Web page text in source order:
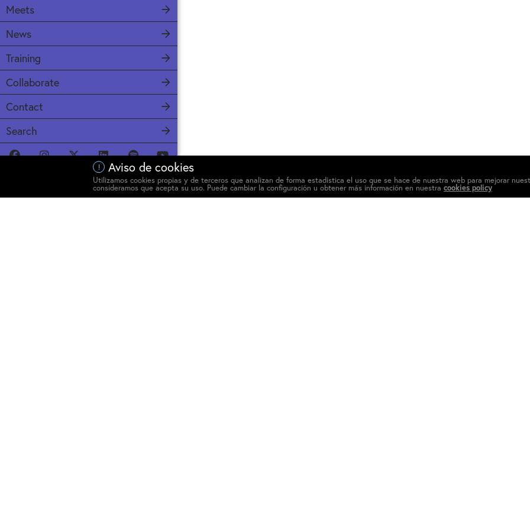
Meets
News
Training
Collaborate
Contact
Search
English
! Aviso de cookies
Utilizamos cookies propias y de terceros que analizan de forma estadística el uso que se hace de nuestra web para mejorar
consideramos que acepta su uso. Puede cambiar la configuración u obtener más información en nuestra cookies policy